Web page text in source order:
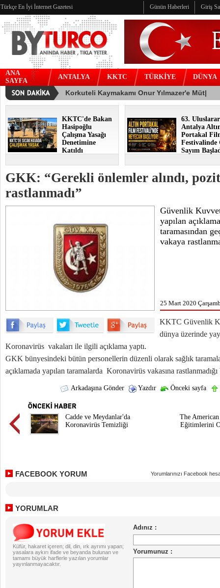
Türkçe En İyi İnternet Gazetesi Günün Haberleri Giriş
ANA
SAYFA
ANTALYA KKTC TÜRKİYE DÜNYA
KKTC'de Bakan
Hasipoğlu
Çalışma Yasağı
Denetimine
Katıldı
63.
Antalya
Portakal
Festivalinde
Sayım
GKK: “Gerekli önlemler alındı,
rastlanmadı”
Güvenlik
yapılan
taramasından
vakaya
25 Mart 2020
KKTC Güvenlik
dünya üzerinde
Koronavirüs vakaları ile ilgili açıklama yaptı.
GKK bünyesindeki bütün personellerin düzenli olarak sağlık
açıklamada yapılan taramalarda Koronavirüs vakasına
Arkadaşına Gönder Yazdır Önceki sayfa
Cadde ve Meydanlar'da
Koronavirüs Temizliği
The
Eğitimlerini
FACEBOOK YORUM Yorumlarınızı Facebook
YORUMLAR
Küfür, hakaret içeren; dil, din, ırk ayrımı yapan;
yasalara aykırı ifade ve beyanda bulunan ve
tamamı büyük harflerle yazılan yorumlar
yayınlanmayacaktır.